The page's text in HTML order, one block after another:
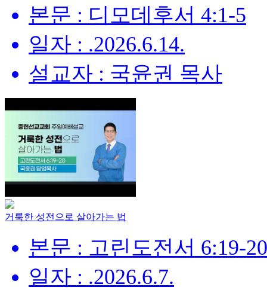
본문 : 디모데후서 4:1-5
일자 : .2026.6.14.
설교자 : 국윤권 목사
거룩한 성전으로 살아가는 법
본문 : 고린도전서 6:19-20
일자 : .2026.6.7.